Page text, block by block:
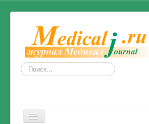
Искать...
Включить/